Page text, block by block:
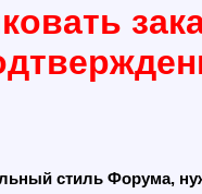
стиль Форума,